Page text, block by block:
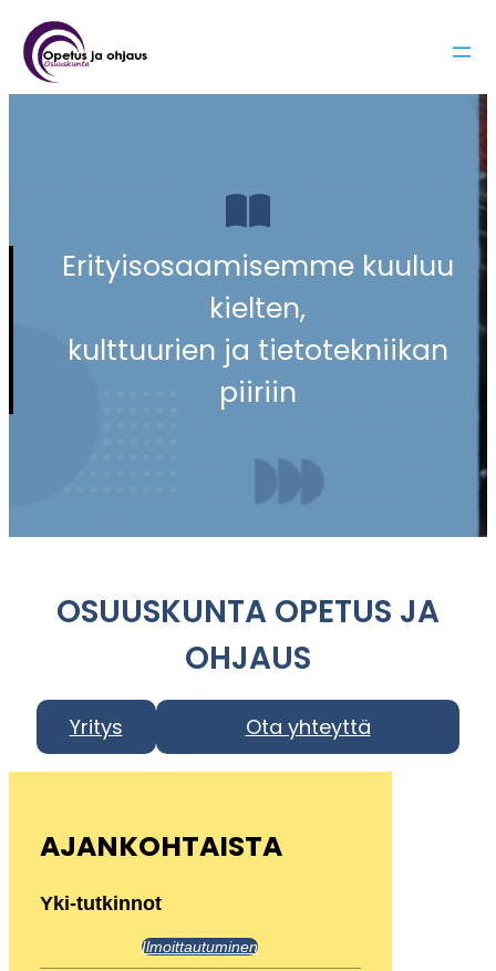
sisältöön
Erityisosaamisemme kuuluu
kielten,
kulttuurien ja tietotekniikan
piiriin
OSUUSKUNTA OPETUS JA
OHJAUS
Yritys Ota yhteyttä
AJANKOHTAISTA
Yki-tutkinnot
Ilmoittautuminen